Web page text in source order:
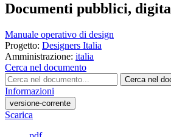
Documenti pubblici,
Manuale operativo di design
Progetto: Designers Italia
Amministrazione: italia
Cerca nel documento
Cerca nel
Informazioni
versione-corrente
Scarica